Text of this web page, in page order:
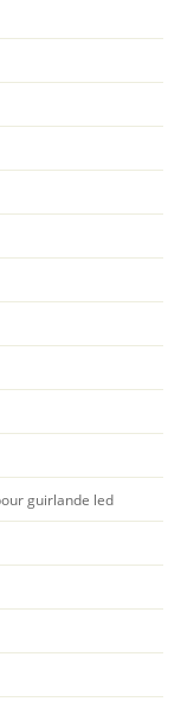
guirlande led